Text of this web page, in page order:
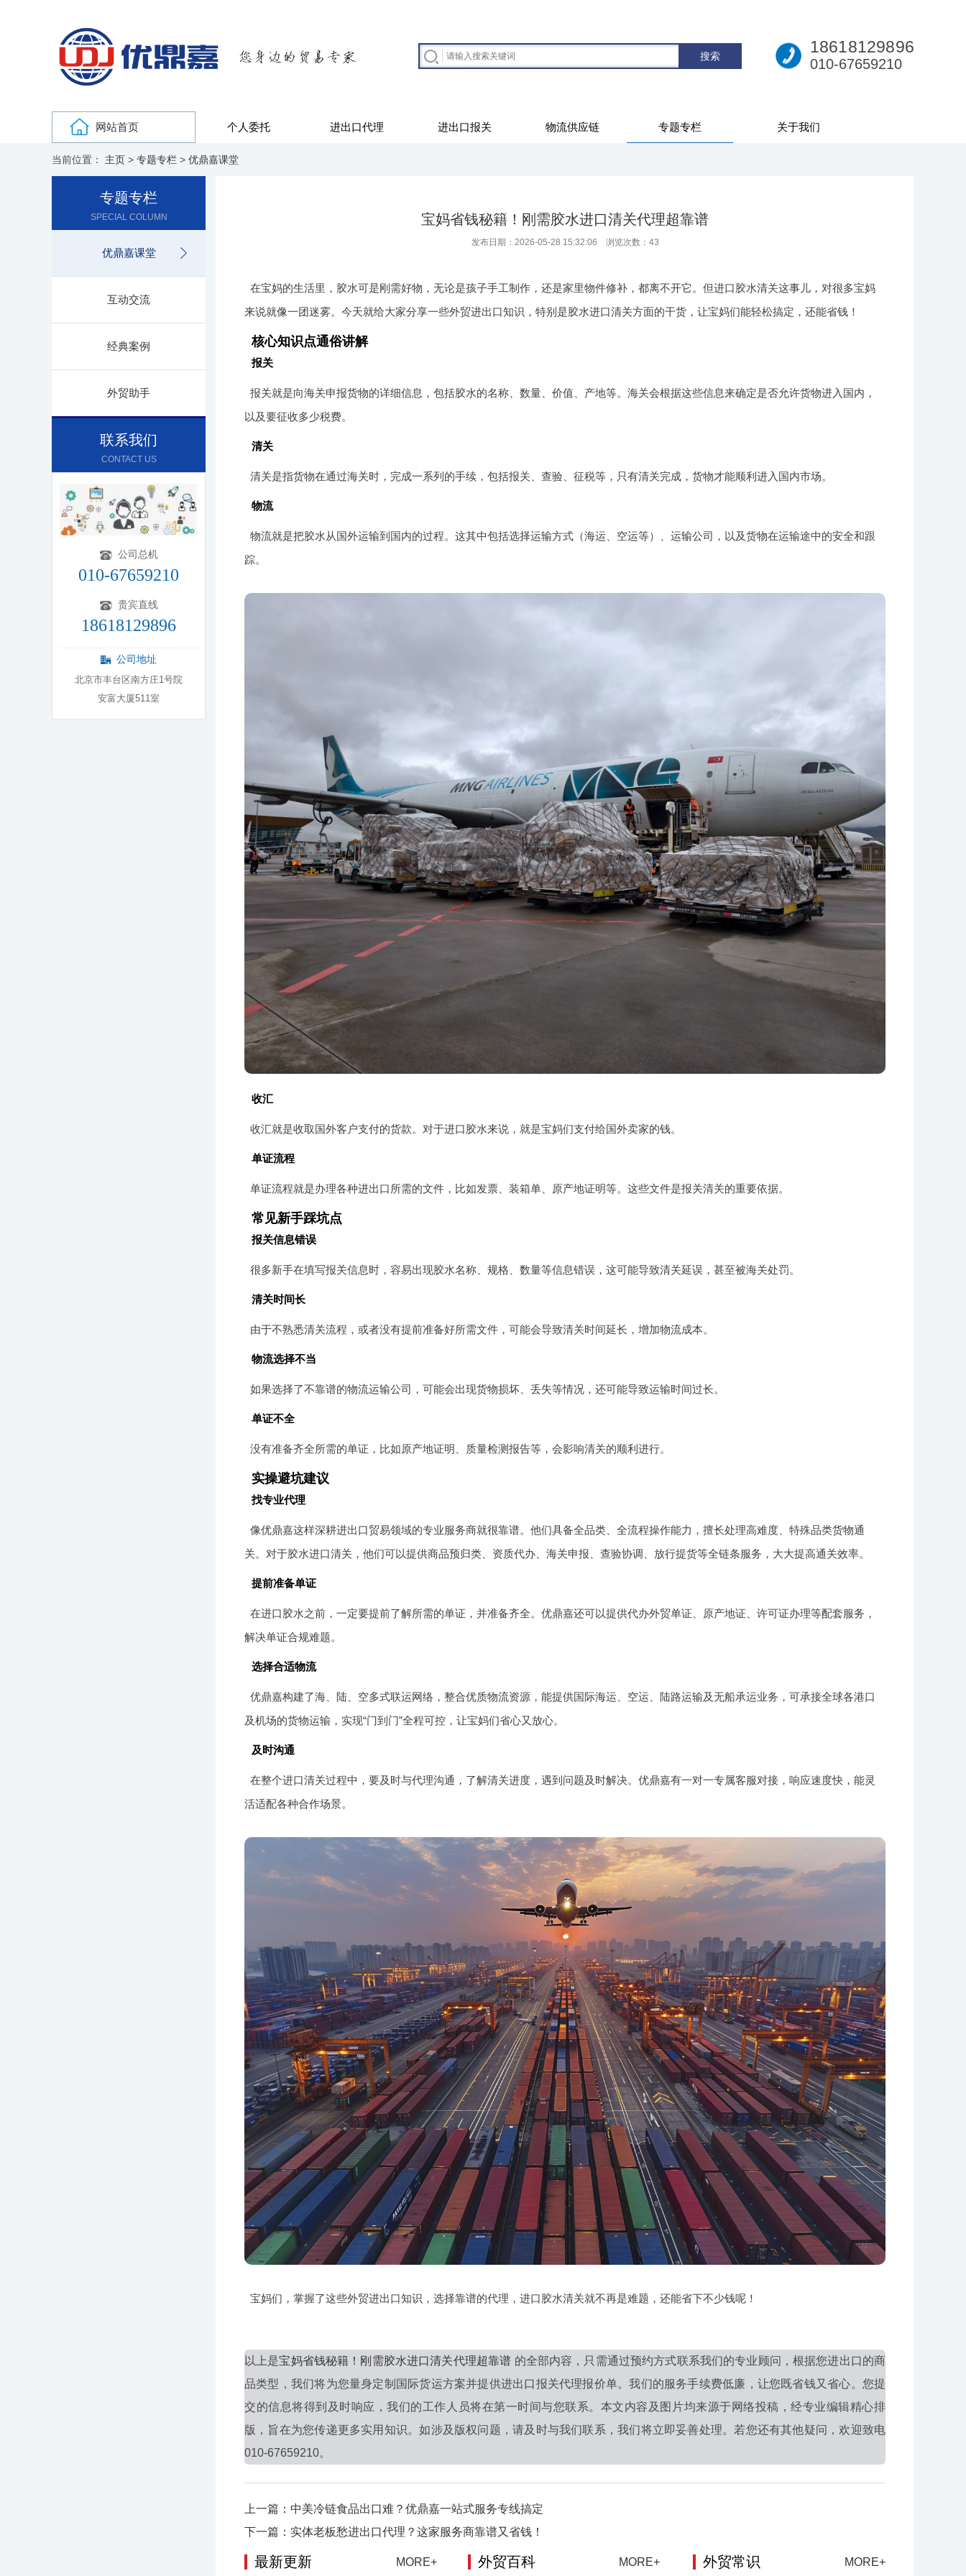
18618129896
010-67659210
网站首页 个人委托 进出口代理 进出口报关 物流供应链 专题专栏 关于我们
当前位置： 主页 > 专题专栏 > 优鼎嘉课堂
专题专栏
SPECIAL COLUMN
优鼎嘉课堂
互动交流
经典案例
外贸助手
联系我们
CONTACT US
公司总机
010-67659210
贵宾直线
18618129896
公司地址
北京市丰台区南方庄1号院
安富大厦511室
宝妈省钱秘籍！刚需胶水进口清关代理超靠谱
发布日期：2026-05-28 15:32:06 浏览次数： 43
在宝妈的生活里，胶水可是刚需好物，无论是孩子手工制作，还是家里物件修补，都离不开它。但进口胶水清关这事儿，对很多宝妈
来说就像一团迷雾。今天就给大家分享一些外贸进出口知识，特别是胶水进口清关方面的干货，让宝妈们能轻松搞定，还能省钱！
核心知识点通俗讲解
报关
报关就是向海关申报货物的详细信息，包括胶水的名称、数量、价值、产地等。海关会根据这些信息来确定是否允许货物进入国内，
以及要征收多少税费。
清关
清关是指货物在通过海关时，完成一系列的手续，包括报关、查验、征税等，只有清关完成，货物才能顺利进入国内市场。
物流
物流就是把胶水从国外运输到国内的过程。这其中包括选择运输方式（海运、空运等）、运输公司，以及货物在运输途中的安全和跟
踪。
收汇
收汇就是收取国外客户支付的货款。对于进口胶水来说，就是宝妈们支付给国外卖家的钱。
单证流程
单证流程就是办理各种进出口所需的文件，比如发票、装箱单、原产地证明等。这些文件是报关清关的重要依据。
常见新手踩坑点
报关信息错误
很多新手在填写报关信息时，容易出现胶水名称、规格、数量等信息错误，这可能导致清关延误，甚至被海关处罚。
清关时间长
由于不熟悉清关流程，或者没有提前准备好所需文件，可能会导致清关时间延长，增加物流成本。
物流选择不当
如果选择了不靠谱的物流运输公司，可能会出现货物损坏、丢失等情况，还可能导致运输时间过长。
单证不全
没有准备齐全所需的单证，比如原产地证明、质量检测报告等，会影响清关的顺利进行。
实操避坑建议
找专业代理
像优鼎嘉这样深耕进出口贸易领域的专业服务商就很靠谱。他们具备全品类、全流程操作能力，擅长处理高难度、特殊品类货物通
关。对于胶水进口清关，他们可以提供商品预归类、资质代办、海关申报、查验协调、放行提货等全链条服务，大大提高通关效率。
提前准备单证
在进口胶水之前，一定要提前了解所需的单证，并准备齐全。优鼎嘉还可以提供代办外贸单证、原产地证、许可证办理等配套服务，
解决单证合规难题。
选择合适物流
优鼎嘉构建了海、陆、空多式联运网络，整合优质物流资源，能提供国际海运、空运、陆路运输及无船承运业务，可承接全球各港口
及机场的货物运输，实现“门到门”全程可控，让宝妈们省心又放心。
及时沟通
在整个进口清关过程中，要及时与代理沟通，了解清关进度，遇到问题及时解决。优鼎嘉有一对一专属客服对接，响应速度快，能灵
活适配各种合作场景。
宝妈们，掌握了这些外贸进出口知识，选择靠谱的代理，进口胶水清关就不再是难题，还能省下不少钱呢！
以上是宝妈省钱秘籍！刚需胶水进口清关代理超靠谱 的全部内容，只需通过预约方式联系我们的专业顾问，根据您进出口的商
品类型，我们将为您量身定制国际货运方案并提供进出口报关代理报价单。我们的服务手续费低廉，让您既省钱又省心。您提
交的信息将得到及时响应，我们的工作人员将在第一时间与您联系。本文内容及图片均来源于网络投稿，经专业编辑精心排
版，旨在为您传递更多实用知识。如涉及版权问题，请及时与我们联系，我们将立即妥善处理。若您还有其他疑问，欢迎致电
010-67659210。
上一篇：中美冷链食品出口难？优鼎嘉一站式服务专线搞定
下一篇：实体老板愁进出口代理？这家服务商靠谱又省钱！
最新更新 MORE+ 外贸常识 MORE+
外贸百科 MORE+